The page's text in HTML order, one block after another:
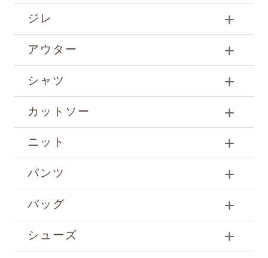
ジレ
アウター
シャツ
カットソー
ニット
パンツ
バッグ
シューズ